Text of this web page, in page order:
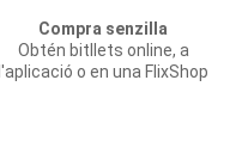
Compra senzilla
Obtén bitllets online, a
l'aplicació o en una FlixShop